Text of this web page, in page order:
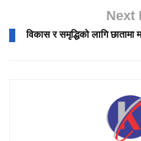
Next
विकास र समृद्धिको लागि